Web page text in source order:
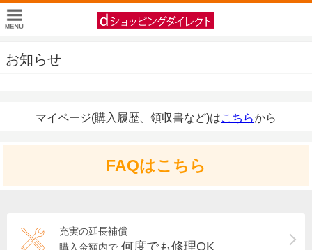
お知らせ
マイページ(購入履歴、領収書など)はこちらから
FAQはこちら
充実の延長補償
購入金額内で 何度でも修理OK